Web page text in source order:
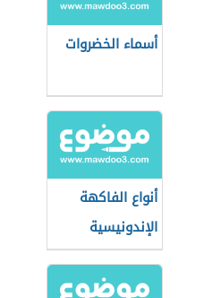
أسماء الخضروات
أنواع الفاكهة
الإندونيسية